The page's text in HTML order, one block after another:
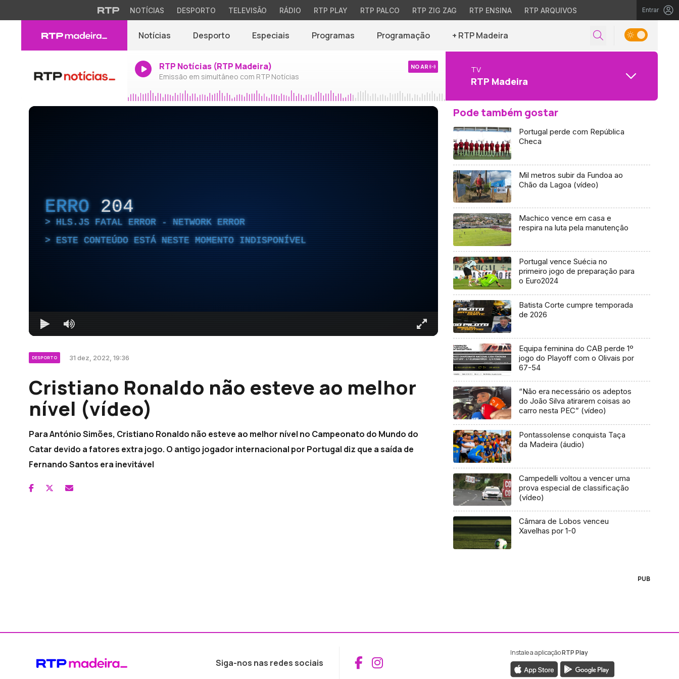
NOTÍCIAS DESPORTO TELEVISÃO RÁDIO RTP PLAY RTP PALCO RTP ZIG ZAG RTP ENSINA RTP ARQUIVOS Entrar
Notícias Desporto Especiais Programas Programação + RTP Madeira
RTP Notícias (RTP Madeira)
Emissão em simultâneo com RTP Notícias
NO AR TV
RTP Madeira
ERRO 204
HLS.JS FATAL ERROR - NETWORK ERROR
ESTE CONTEÚDO ESTÁ NESTE MOMENTO INDISPONÍVEL
DESPORTO 31 dez, 2022, 19:36
Cristiano Ronaldo não esteve ao melhor
nível (vídeo)
Para António Simões, Cristiano Ronaldo não esteve ao melhor nível no Campeonato do Mundo do
Catar devido a fatores extra jogo. O antigo jogador internacional por Portugal diz que a saída de
Fernando Santos era inevitável
Pode também gostar
Portugal perde com República
Checa
Mil metros subir da Fundoa ao
Chão da Lagoa (vídeo)
Machico vence em casa e
respira na luta pela manutenção
Portugal vence Suécia no
primeiro jogo de preparação para
o Euro2024
Batista Corte cumpre temporada
de 2026
Equipa feminina do CAB perde 1º
jogo do Playoff com o Olivais por
67-54
“Não era necessário os adeptos
do João Silva atirarem coisas ao
carro nesta PEC” (vídeo)
Pontassolense conquista Taça
da Madeira (áudio)
Campedelli voltou a vencer uma
prova especial de classificação
(vídeo)
Câmara de Lobos venceu
Xavelhas por 1-0
PUB
Siga-nos nas redes sociais Aceder ao Facebook da RTP Madeira
Aceder ao Instagram da RTP Madeira
Instale a aplicaçãoRTP Play